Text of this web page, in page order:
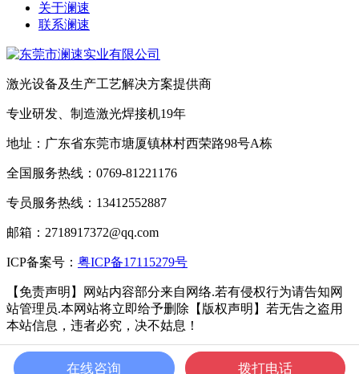
关于澜速
联系澜速
激光设备及生产工艺解决方案提供商
专业研发、制造激光焊接机19年
地址：广东省东莞市塘厦镇林村西荣路98号A栋
全国服务热线：0769-81221176
专员服务热线：13412552887
邮箱：2718917372@qq.com
ICP备案号： 粤ICP备17115279号
【免责声明】网站内容部分来自网络.若有侵权行为请告知网
站管理员.本网站将立即给予删除【版权声明】若无告之盗用
本站信息，违者必究，决不姑息！
ICP备案号：粤ICP备17115279号 Powered by Metlnfo 5.3.19
在线咨询 拨打电话